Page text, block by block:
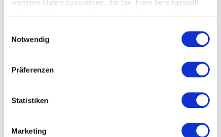
weiteren Daten zusammen, die Sie ihnen bereitgestellt
Cookies, wenn Sie unsere Webseite weiterhin nutzen.
Notwendig
Präferenzen
Statistiken
Marketing